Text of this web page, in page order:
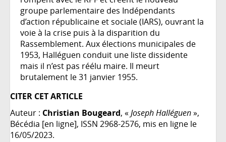
groupe parlementaire des Indépendants
d’action républicaine et sociale (IARS), ouvrant la
voie à la crise puis à la disparition du
Rassemblement. Aux élections municipales de
1953, Halléguen conduit une liste dissidente
mais il n’est pas réélu maire. Il meurt
brutalement le 31 janvier 1955.
CITER CET ARTICLE
Auteur : Christian Bougeard, «Joseph Halléguen»,
Bécédia [en ligne], ISSN 2968-2576, mis en ligne le
16/05/2023.